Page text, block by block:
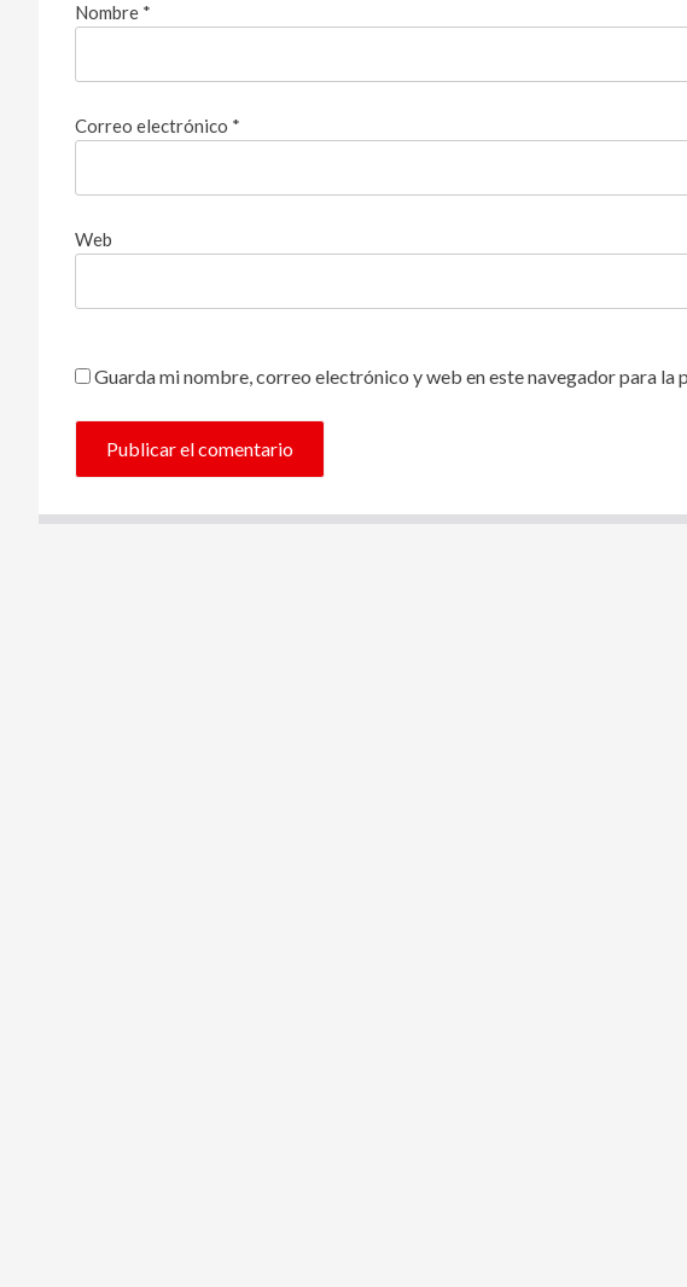
Nombre *
Correo electrónico *
Web
Guarda mi nombre, correo electrónico y web en este navegador para la